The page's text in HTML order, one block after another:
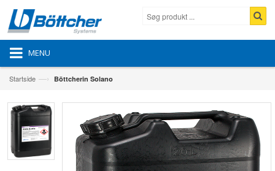
MENU
Startside —› Böttcherin Solano